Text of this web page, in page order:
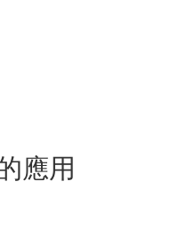
應用